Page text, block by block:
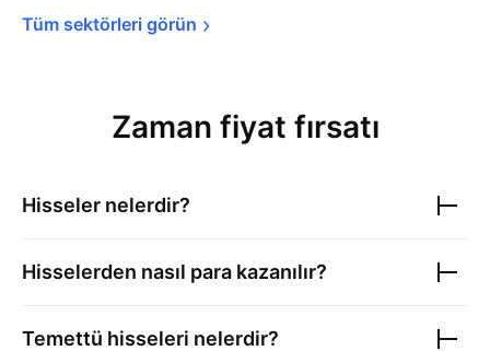
Tüm sektörleri görün
Zaman fiyat fırsatı
Hisseler nelerdir?
Hisselerden nasıl para kazanılır?
Temettü hisseleri nelerdir?